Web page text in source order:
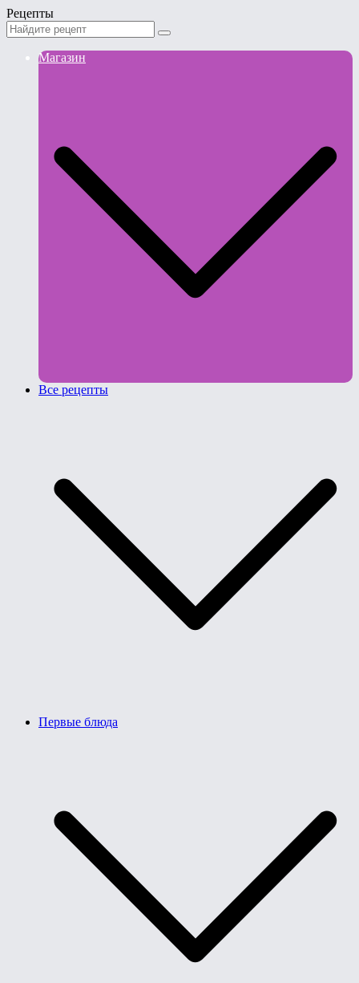
Рецепты
Магазин
Все рецепты
Первые блюда